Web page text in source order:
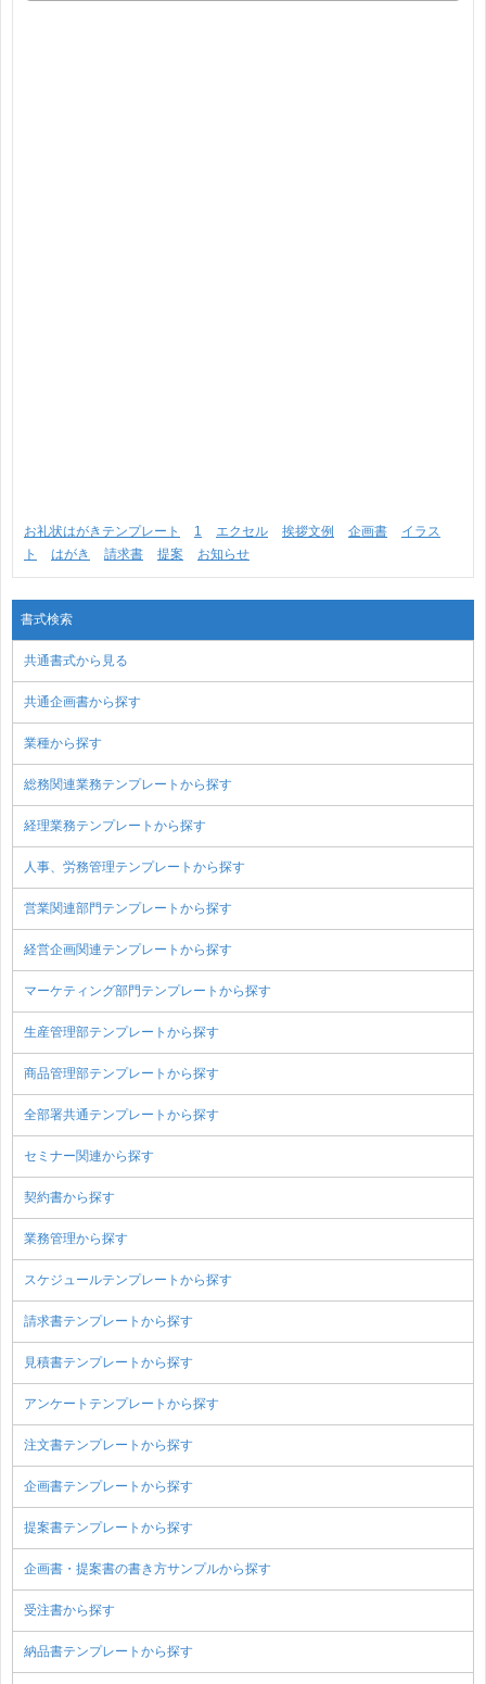
お礼状はがきテンプレート 1 エクセル 挨拶文例 企画書
イラス
ト
はがき 請求書 提案 お知らせ
書式検索
共通書式から見る
共通企画書から探す
業種から探す
総務関連業務テンプレートから探す
経理業務テンプレートから探す
人事、労務管理テンプレートから探す
営業関連部門テンプレートから探す
経営企画関連テンプレートから探す
マーケティング部門テンプレートから探す
生産管理部テンプレートから探す
商品管理部テンプレートから探す
全部署共通テンプレートから探す
セミナー関連から探す
契約書から探す
業務管理から探す
スケジュールテンプレートから探す
請求書テンプレートから探す
見積書テンプレートから探す
アンケートテンプレートから探す
注文書テンプレートから探す
企画書テンプレートから探す
提案書テンプレートから探す
企画書・提案書の書き方サンプルから探す
受注書から探す
納品書テンプレートから探す